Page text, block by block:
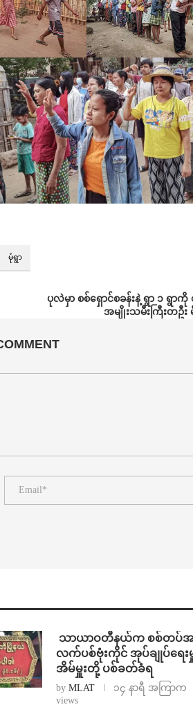
မုံရွာ
ပုလဲမှာ စစ်ရှောင်စခန်းနဲ့ ရွာ ၁ ရွာကို
အမျိုးသမီးကြီးတဦ
သာယာဝတီနယ်က စစ်တပ်အ
လက်ပစ်ဗုံးကိုင် အုပ်ချုပ်ရေးမှူ
အိမ်မှူးတို့ ပစ်ခတ်ခံရ
by MLAT ၁၄ နာရီ အကြာက
views